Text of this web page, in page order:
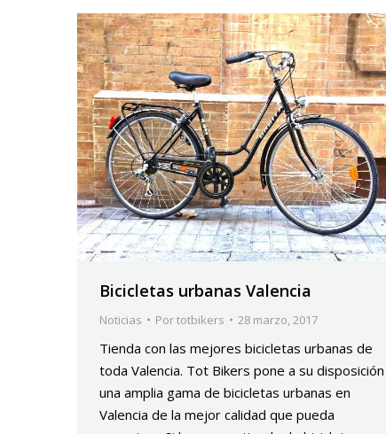
Bicicletas urbanas Valencia
Noticias Portotbikers 28 marzo, 2017
Tienda con las mejores bicicletas urbanas de
toda Valencia. Tot Bikers pone a su disposición
una amplia gama de bicicletas urbanas en
Valencia de la mejor calidad que pueda